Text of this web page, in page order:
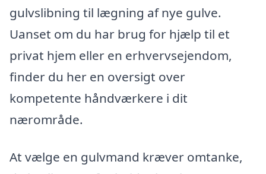
gulvslibning til lægning af nye gulve.
Uanset om du har brug for hjælp til et
privat hjem eller en erhvervsejendom,
finder du her en oversigt over
kompetente håndværkere i dit
nærområde.
At vælge en gulvmand kræver omtanke,